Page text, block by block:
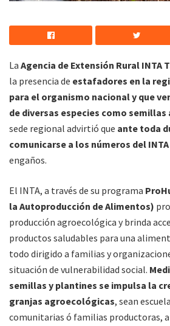
La Agencia de Extensión Rural INTA
la presencia de estafadores en la
para el organismo nacional y que
de diversas especies como semillas
sede regional advirtió que ante toda
comunicarse a los números del INTA
engaños.
El INTA, a través de su programa
la Autoproducción de Alimentos)
producción agroecológica y brinda
productos saludables para una
todo dirigido a familias y
situación de vulnerabilidad social.
semillas y plantines se impulsa la
granjas agroecológicas, sean
comunitarias ó familias productoras,